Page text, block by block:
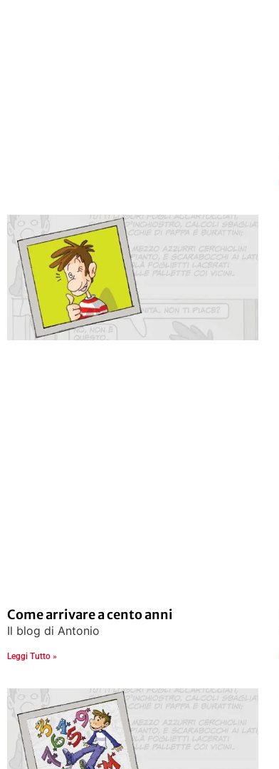
Come arrivare a cento anni
Il blog di Antonio
Leggi Tutto »